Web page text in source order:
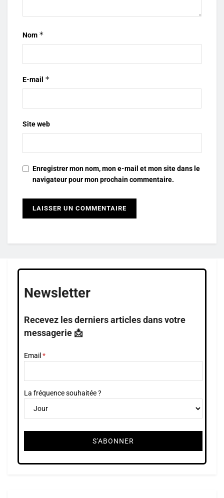
Nom *
E-mail *
Site web
Enregistrer mon nom, mon e-mail et mon site dans le
navigateur pour mon prochain commentaire.
Newsletter
Recevez les derniers articles dans votre
messagerie 📩
Email
La fréquence souhaitée ?